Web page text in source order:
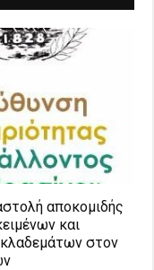
αποκομιδής
και
στον